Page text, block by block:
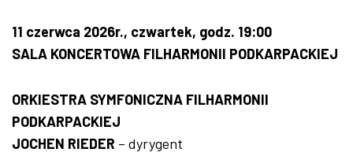
11 czerwca 2026r., czwartek, godz. 19:00
SALA KONCERTOWA FILHARMONII PODKARPACKIEJ
ORKIESTRA SYMFONICZNA FILHARMONII
PODKARPACKIEJ
JOCHEN RIEDER – dyrygent